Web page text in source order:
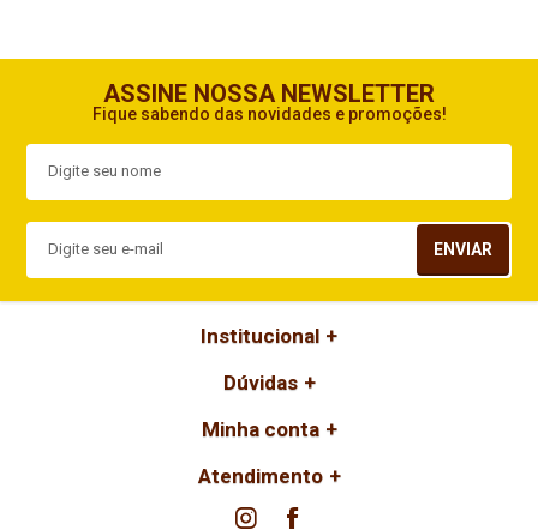
ASSINE NOSSA NEWSLETTER
Fique sabendo das novidades e promoções!
ENVIAR
Institucional
Dúvidas
Minha conta
Atendimento